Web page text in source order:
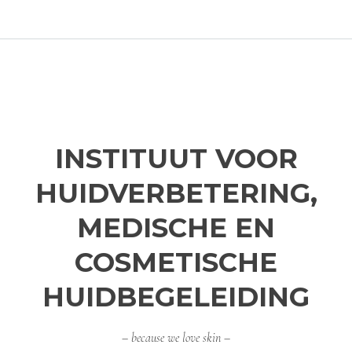
INSTITUUT VOOR
HUIDVERBETERING,
MEDISCHE EN
COSMETISCHE
HUIDBEGELEIDING
– because we love skin –